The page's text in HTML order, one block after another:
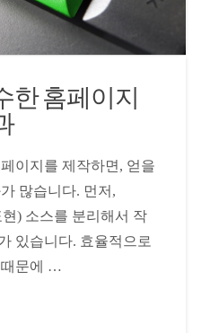
한 홈페이지
이지를 제작하면, 얻을
많습니다. 먼저,
) 소스를 분리해서 작
있습니다. 효율적으로
때문에 …